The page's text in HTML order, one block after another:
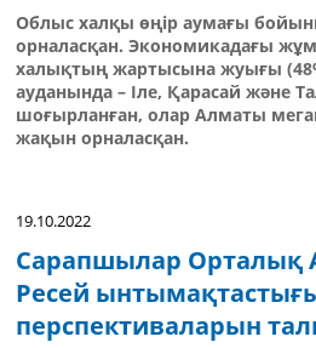
Облыс халқы өңір аумағы
орналасқан. Экономикадағы
халықтың жартысына жуығы
ауданында – Іле, Қарасай және
шоғырланған, олар Алматы
жақын орналасқан.
19.10.2022
Сарапшылар Орталық
Ресей
перспективаларын